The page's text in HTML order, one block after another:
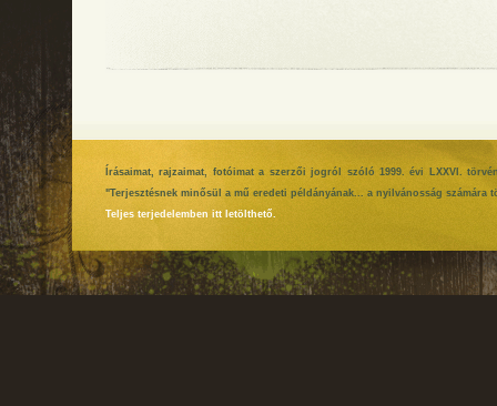
Írásaimat, rajzaimat, fotóimat a szerzői jogról szóló 1999. évi LXXVI.
"Terjesztésnek minősül a mű eredeti példányának... a nyilvánosság
Teljes terjedelemben itt letölthető.